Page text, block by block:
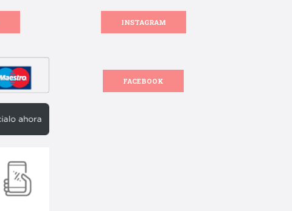
INSTAGRAM
FACEBOOK